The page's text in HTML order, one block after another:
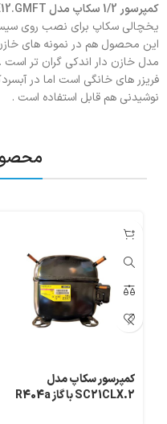
کمپرسور 1/2 سکاپ مدل NLE12.GMFT با گاز R134a
یخچالی سکاپ برای نصب روی
این محصول هم در نمونه های خازن
مدل خازن دار اندکی گران تر است
فریزر های خانگی است اما در
نوشیدنی هم قابل استفاده است .
کمپرسور سکاپ مدل
2.SC21CLX با گاز R404a